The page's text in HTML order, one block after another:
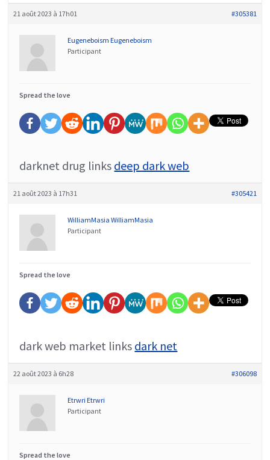
21 août 2023 à 17h01 #305381
Eugeneboism Eugeneboism
Participant
Spread the love
darknet drug links deep dark web
21 août 2023 à 17h31 #305421
WilliamMasia WilliamMasia
Participant
Spread the love
dark web market links dark net
22 août 2023 à 6h28 #306098
Etrwri Etrwri
Participant
Spread the love